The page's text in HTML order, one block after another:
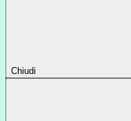
Chiudi